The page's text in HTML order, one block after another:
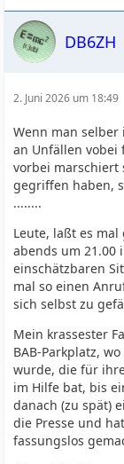
DB6ZH
2. Juni 2026 um 18:49
Wenn man
an Unfällen vobei
vorbei marschiert
gegriffen haben,
........
Leute, laßt es
abends um 21.00
einschätzbaren
mal so einen
sich selbst zu
Mein krassester
BAB-Parkplatz,
wurde, die für
im Hilfe bat, bis
danach (zu spät)
die Presse und
fassungslos